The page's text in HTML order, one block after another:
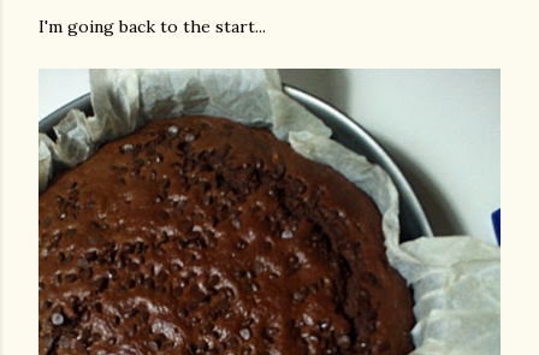
I'm going back to the start...